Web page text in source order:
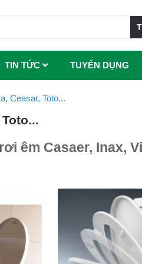
TIN TỨC TUYẾN DỤNG
Ceasar, Toto...
êm Casaer, Inax,